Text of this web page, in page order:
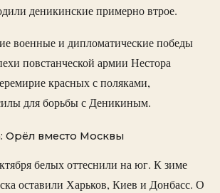
деникинские примерно втрое.
военные и дипломатические победы
повстанческой армии Нестора
красных с поляками,
для борьбы с Деникиным.
Орёл вместо Москвы
белых оттеснили на юг. К зиме
оставили Харьков, Киев и Донбасс. О